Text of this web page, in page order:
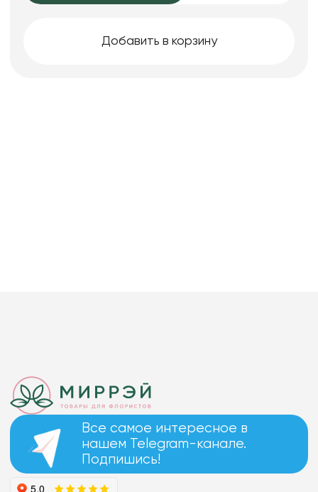
Добавить в корзину
Все самое интересное в
нашем Telegram-канале.
Подпишись!